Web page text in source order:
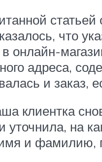
что
онлайн-
адреса,
и заказ,
клиентка
уточнила, на
и фамилию,